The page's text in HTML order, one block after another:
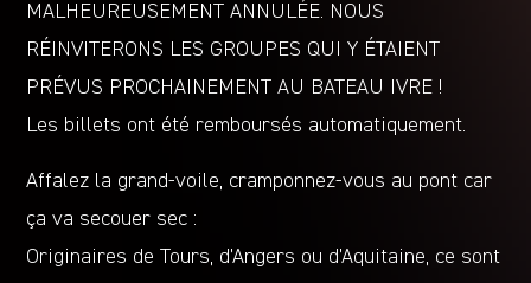
MALHEUREUSEMENT ANNULÉE. NOUS
RÉINVITERONS LES GROUPES QUI Y ÉTAIENT
PRÉVUS PROCHAINEMENT AU BATEAU IVRE !
Les billets ont été remboursés automatiquement.
Affalez la grand-voile, cramponnez-vous au pont car
ça va secouer sec :
Originaires de Tours, d’Angers ou d’Aquitaine, ce sont